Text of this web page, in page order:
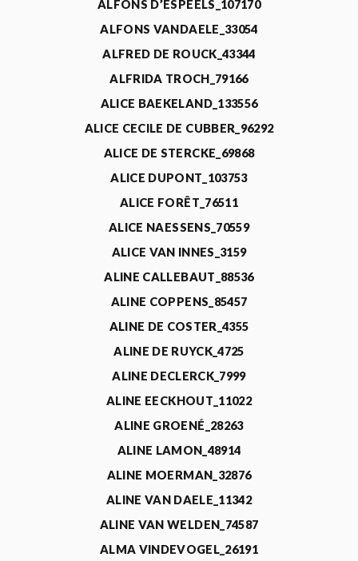
ALFONS D’ESPEELS_107170
ALFONS VANDAELE_33054
ALFRED DE ROUCK_43344
ALFRIDA TROCH_79166
ALICE BAEKELAND_133556
ALICE CECILE DE CUBBER_96292
ALICE DE STERCKE_69868
ALICE DUPONT_103753
ALICE FORÊT_76511
ALICE NAESSENS_70559
ALICE VAN INNES_3159
ALINE CALLEBAUT_88536
ALINE COPPENS_85457
ALINE DE COSTER_4355
ALINE DE RUYCK_4725
ALINE DECLERCK_7999
ALINE EECKHOUT_11022
ALINE GROENÉ_28263
ALINE LAMON_48914
ALINE MOERMAN_32876
ALINE VAN DAELE_11342
ALINE VAN WELDEN_74587
ALMA VINDEVOGEL_26191